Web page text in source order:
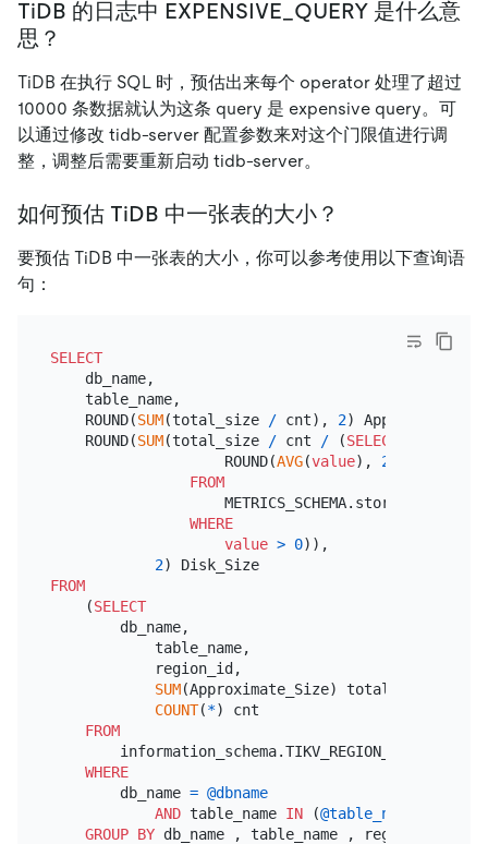
TiDB 的日志中 EXPENSIVE_QUERY 是什么意
思？
TiDB 在执行 SQL 时，预估出来每个 operator 处理了超过
10000 条数据就认为这条 query 是 expensive query。可
以通过修改 tidb-server 配置参数来对这个门限值进行调
整，调整后需要重新启动 tidb-server。
如何预估 TiDB 中一张表的大小？
要预估 TiDB 中一张表的大小，你可以参考使用以下查询语
句：
SELECT
    db_name,
    table_name,
    ROUND(
SUM(total_size / cnt), 2)
    ROUND(
SUM(total_size / cnt / (SELECT
                    ROUND(
AVG(value), 2
FROM
WHERE
value > 0)),
2
) Disk_Size
FROM
    (
SELECT
        db_name,
            table_name,
            region_id,
SUM(Approximate_Size) total_size,
COUNT(*) cnt
FROM
        information_schema.TIKV_REGION_STATUS
WHERE
        db_name
= @dbname
AND table_name IN (@table_name
GROUP BY